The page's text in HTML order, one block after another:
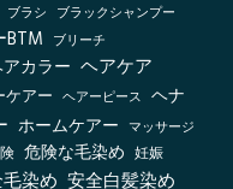
ブラシ ブラックシャンプー
ブリーチ
カラー ヘアケア
ケアー ヘアーピース ヘナ
ホームケアー マッサージ
危険な毛染め 妊娠
染め 安全白髪染め